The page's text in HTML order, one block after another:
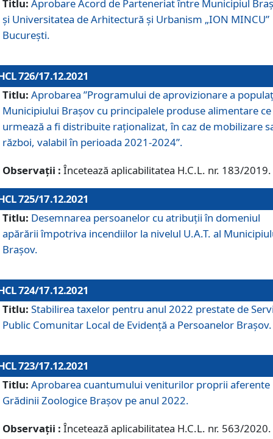
Titlu: Aprobare Acord de Parteneriat între Municipiul
și Universitatea de Arhitectură și Urbanism „ION MINCU”
București.
726/17.12.2021
Titlu: Aprobarea ”Programului de aprovizionare a
Municipiului Braşov cu principalele produse alimentare ce
urmează a fi distribuite raționalizat, în caz de mobilizare
război, valabil în perioada 2021-2024”.
Observații : Încetează aplicabilitatea H.C.L. nr. 183/2019.
725/17.12.2021
Titlu: Desemnarea persoanelor cu atribuții în domeniul
apărării împotriva incendiilor la nivelul U.A.T. al
Brașov.
724/17.12.2021
Titlu: Stabilirea taxelor pentru anul 2022 prestate de
Public Comunitar Local de Evidență a Persoanelor Braşov.
723/17.12.2021
Titlu: Aprobarea cuantumului veniturilor proprii aferente
Grădinii Zoologice Braşov pe anul 2022.
Observații : Încetează aplicabilitatea H.C.L. nr. 563/2020.